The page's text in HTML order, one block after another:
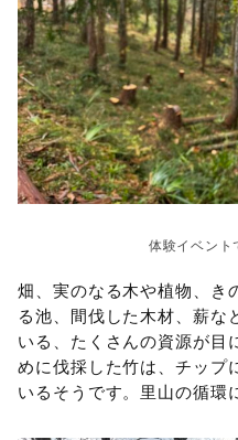
体験イベント
畑、実のなる木や植物、き
る池、間伐した木材、薪な
いる、たくさんの資源が目
めに伐採した竹は、チップ
いるそうです。里山の循環